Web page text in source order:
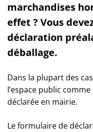
marchandises
effet ? Vous
déclaration
déballage.
Dans la plupart des
l’espace public
déclarée en mairie.
Le formulaire de